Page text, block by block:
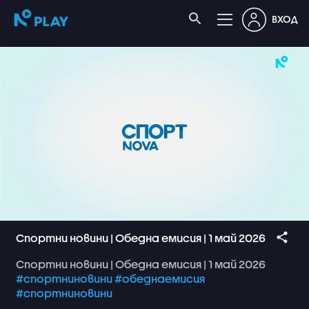
ВХОД
Спортни новини | Обедна емисия | 1 май 2026
Спортни новини | Обедна емисия | 1 май 2026
#спортниновини#обеднаемисия
#спортниновини